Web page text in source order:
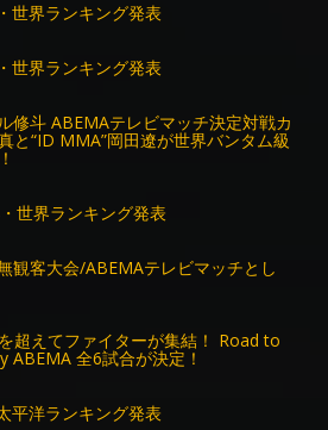
世界ランキング発表
世界ランキング発表
修斗 ABEMAテレビマッチ決定対戦カ
と“ID MMA”岡田遼が世界バンタム級
世界ランキング発表
観客大会/ABEMAテレビマッチとし
超えてファイターが集結！ Road to
全6試合が決定！
平洋ランキング発表